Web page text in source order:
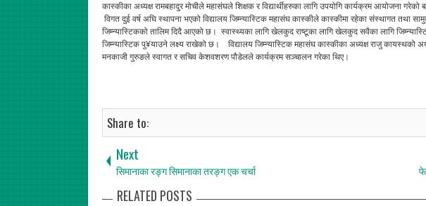
कास्कीका अध्यक्ष रामबहादुर मोचीले महासंघले शिक्षक र विद्यार्थीहरुका लागि उपयोगि कार्यक्रम आयोजना गरेको
विगत दुई वर्ष अघि स्थापना भएको विद्यालय जिम्न्यास्टिक महासंघ कास्कीले कास्कीमा रहेका संस्थागत तथा
जिम्न्यास्टिकको तालिम दिदै आएको छ। स्वास्थ्यका लागि खेलकुद राष्टूका लागि खेलकुद सवैका लागि
जिम्न्यास्टिक पु¥याउने लक्ष्य राखेको छ। विद्यालय जिम्न्यास्टिक महासंघ कास्कीका अध्यक्ष राजु कायस्थको
मनकाजी गुरुङले स्वागत र सचिव केशवशरण पौडेलले कार्यक्रम सञ्चालन गरेका थिए।
Share to:
Next
सिमानाका रङ्ग सिमानाका तरङ्ग एक चर्चा
RELATED POSTS